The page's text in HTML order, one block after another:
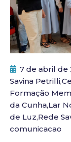
7 de abril de
Savina Petrilli,
Formação
da Cunha,Lar
de Luz,Rede
comunicacao